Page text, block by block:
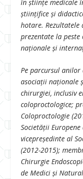
în științe medicale
științifice și
hotare.
prezentate la
naţionale şi
Pe parcursul
asociații naționale
chirurgiei, inclusiv
coloproctologice;
Coloproctologie
Societății
vicepreședinte al
(2012-2015);
Chirurgie
de Medici și